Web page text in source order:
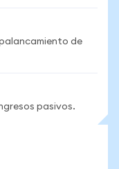
de
pasivos.